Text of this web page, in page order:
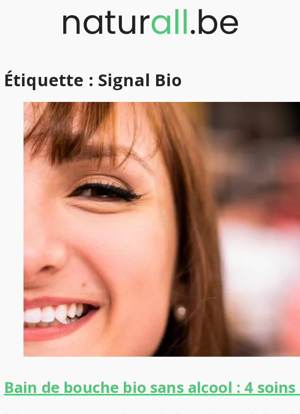
Étiquette : Signal Bio
Bain de bouche bio sans alcool : 4